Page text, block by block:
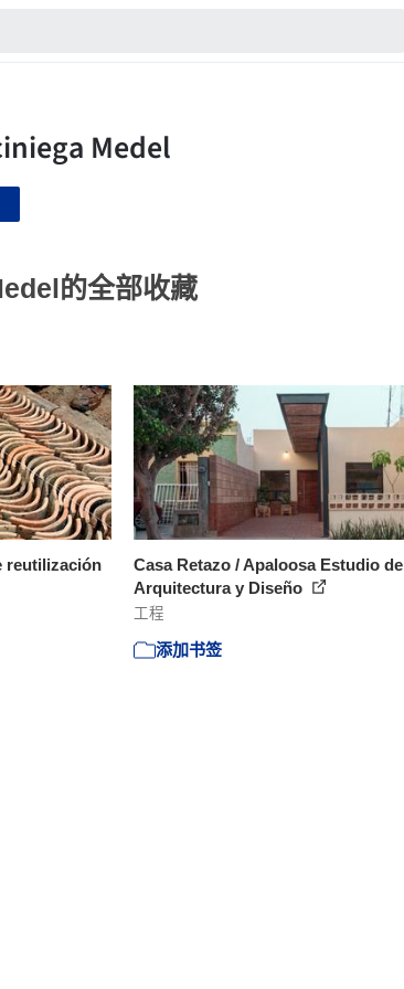
的全部收藏
reutilización
Casa Retazo / Apaloosa Estudio de
Arquitectura y Diseño
工程
添加书签